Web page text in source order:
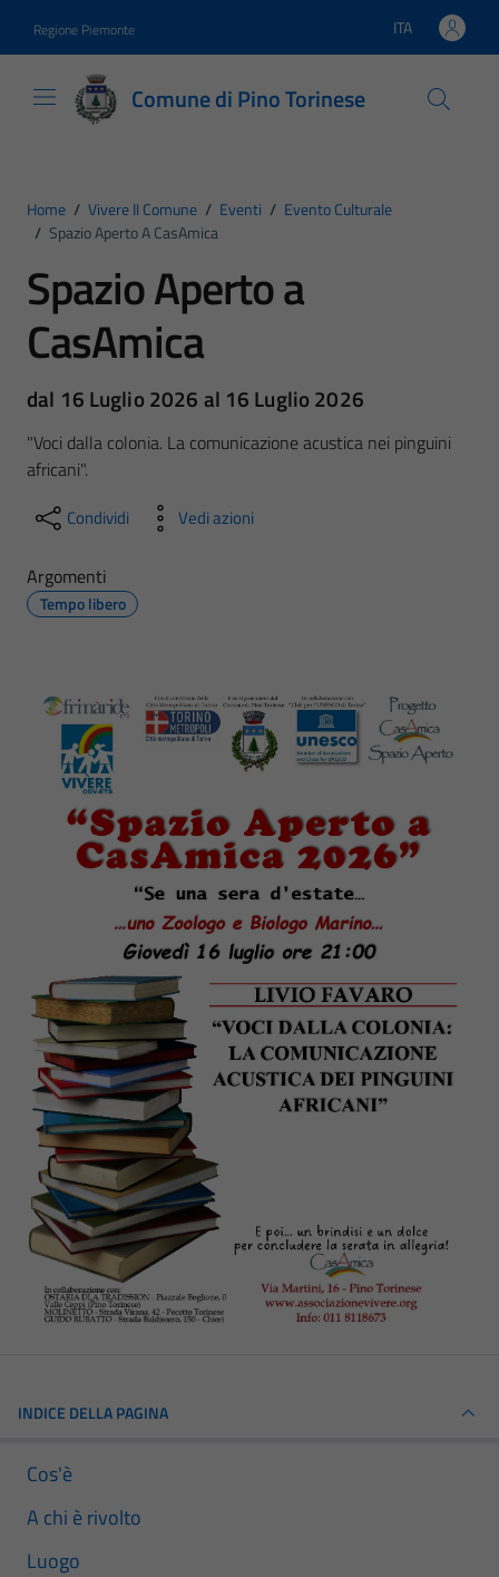
Regione Piemonte Lingua attiva:
ITA
Comune di Pino Torinese
Home / Vivere Il Comune / Eventi / Evento Culturale
/ Spazio Aperto A CasAmica
Spazio Aperto a
CasAmica
dal 16 Luglio 2026 al 16 Luglio 2026
"Voci dalla colonia. La comunicazione acustica nei pinguini
africani".
Condividi Vedi azioni
Argomenti
Tempo libero
INDICE DELLA PAGINA
Cos'è
A chi è rivolto
Luogo